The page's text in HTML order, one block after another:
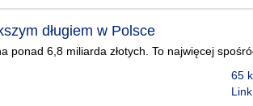
długiem w Polsce
ponad 6,8 miliarda złotych. To najwięcej
65